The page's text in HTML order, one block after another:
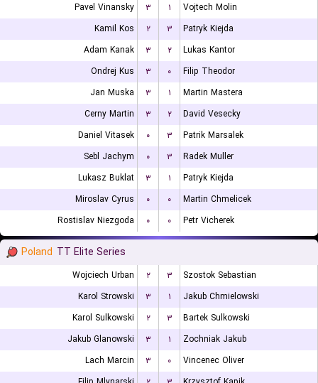
Pavel Vinansky
۳ ۱
Vojtech Molin
Kamil Kos
۲ ۳
Patryk Kiejda
Adam Kanak
۳ ۲
Lukas Kantor
Ondrej Kus
۳ ۰
Filip Theodor
Jan Muska
۳ ۱
Martin Mastera
Cerny Martin
۳ ۲
David Vesecky
Daniel Vitasek
۰ ۳
Patrik Marsalek
Sebl Jachym
۰ ۳
Radek Muller
Lukasz Buklat
۳ ۱
Patryk Kiejda
Miroslav Cyrus
۰ ۰
Martin Chmelicek
Rostislav Niezgoda
۰ ۰ Petr Vicherek
Poland TT Elite Series
Wojciech Urban ۲ ۳
Szostok Sebastian
Karol Strowski
۳ ۱
Jakub Chmielowski
Karol Sulkowski
۲ ۳
Bartek Sulkowski
Jakub Glanowski
۳ ۱
Zochniak Jakub
Lach Marcin
۳ ۰
Vincenec Oliver